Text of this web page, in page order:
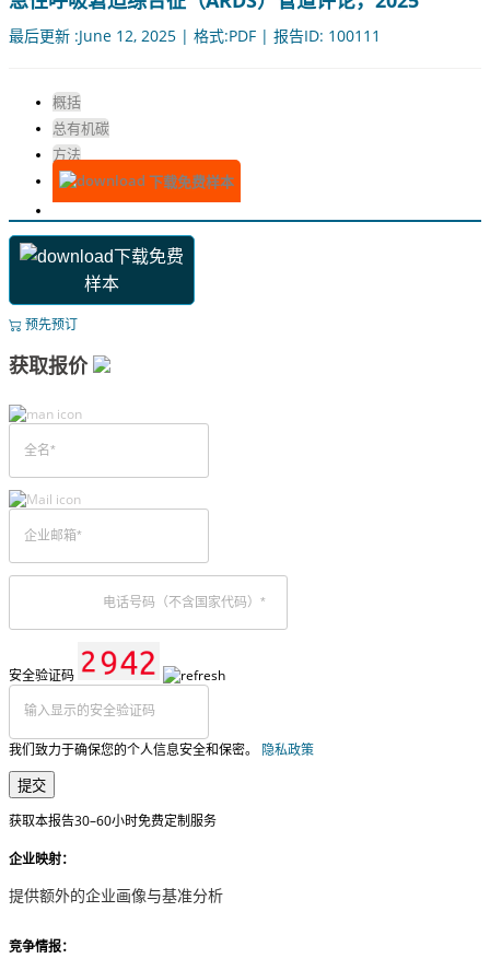
最后更新 :June 12, 2025 | 格式:PDF | 报告ID: 100111
概括
总有机碳
方法
下载免费样本
下载免费
样本
预先预订
获取报价
安全验证码
我们致力于确保您的个人信息安全和保密。 隐私政策
提交
获取本报告30–60小时免费定制服务
企业映射：
提供额外的企业画像与基准分析
竞争情报：